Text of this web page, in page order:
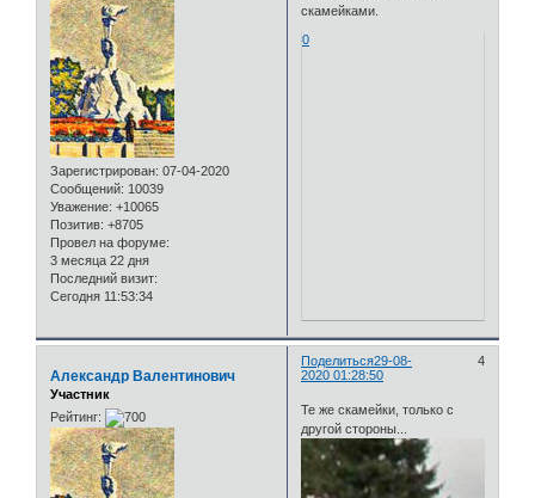
Зарегистрирован: 07-04-2020
Сообщений: 10039
Уважение: +10065
Позитив: +8705
Провел на форуме:
3 месяца 22 дня
Последний визит:
Сегодня 11:53:34
скамейками.
0
Поделиться 4
29-08-
2020 01:28:50
Александр Валентинович
Участник
Рейтинг:
Те же скамейки, только с
другой стороны...